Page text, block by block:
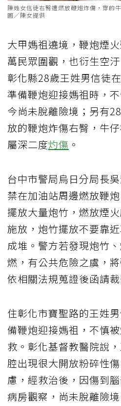
陳姓女信徒右臀遭燃放鞭炮炸傷，穿的
圖／陳女提供
大甲媽祖遶境，鞭炮煙
萬民眾圍觀，也衍生空
彰化縣28歲王姓男信徒
準備鞭炮迎接媽祖時，
今尚未脫離險境；另有
放的鞭炮炸傷右臀，牛
屬深二度灼傷 。
台中市警局烏日分局長
禁在加油站周邊燃放鞭
擺放大量炮竹，燃放煙
施放，炮竹擺放不要靠
成堆。警方若發現炮竹
燃，有公共危險之虞，
依相關法規蒐證後函請裁
住彰化市寶聖路的王姓
備鞭炮迎接媽祖，不慎
救。彰化基督教醫院說
腔出現很大開放粉碎性
慮，經救治後，因傷到
病房觀察，尚未脫離險境